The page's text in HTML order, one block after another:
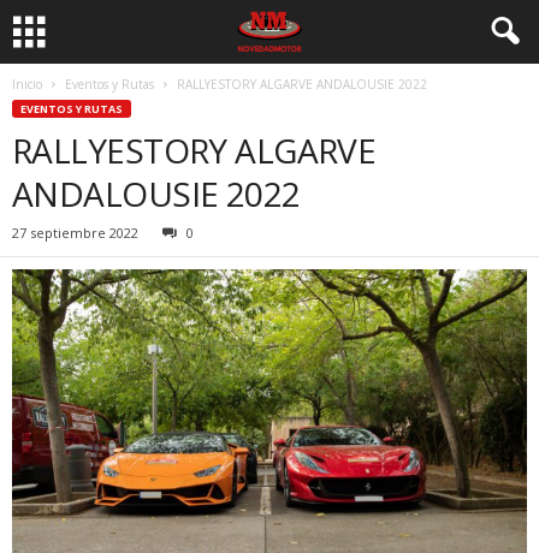
Inicio Eventos y Rutas RALLYESTORY ALGARVE ANDALOUSIE 2022
EVENTOS Y RUTAS
RALLYESTORY ALGARVE
ANDALOUSIE 2022
27 septiembre 2022 0